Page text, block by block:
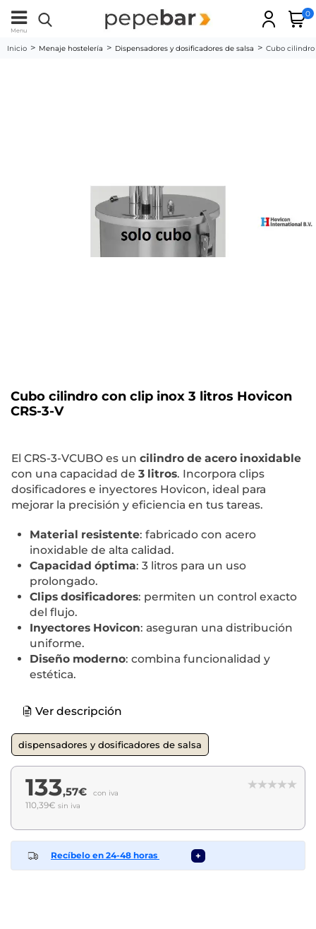
Menu
0
Inicio Menaje hostelería Dispensadores y dosificadores de salsa Cubo cilindro
Cubo cilindro con clip inox 3 litros Hovicon
CRS-3-V
El CRS-3-VCUBO es un cilindro de acero inoxidable
con una capacidad de 3 litros. Incorpora clips
dosificadores e inyectores Hovicon, ideal para
mejorar la precisión y eficiencia en tus tareas.
Material resistente: fabricado con acero
inoxidable de alta calidad.
Capacidad óptima: 3 litros para un uso
prolongado.
Clips dosificadores: permiten un control exacto
del flujo.
Inyectores Hovicon: aseguran una distribución
uniforme.
Diseño moderno: combina funcionalidad y
estética.
Ver descripción
dispensadores y dosificadores de salsa
133,57€ con iva
110,39€ sin iva
Recíbelo en 24-48 horas +